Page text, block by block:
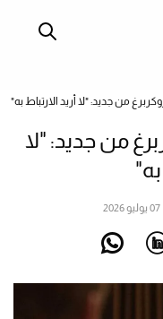
من جديد: "لا أريد الارتباط به"
من جديد: "لا
به"
07 يوليو 2026